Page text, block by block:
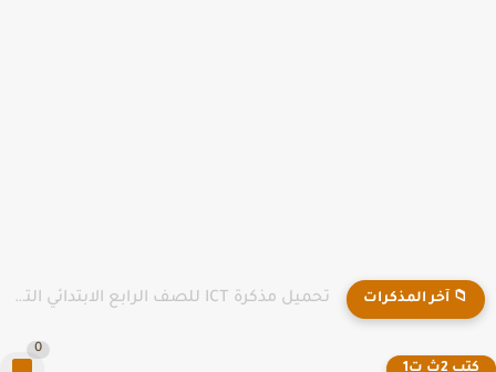
📁 آخر المذكرات تحميل مذكرة ICT للصف الرابع الابتدائي الترم الاول سؤال وجواب
2ث ت1